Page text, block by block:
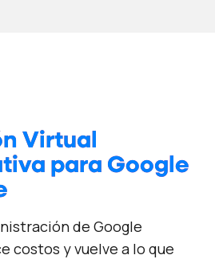
Virtual
para Google
de Google
costos y vuelve a lo que